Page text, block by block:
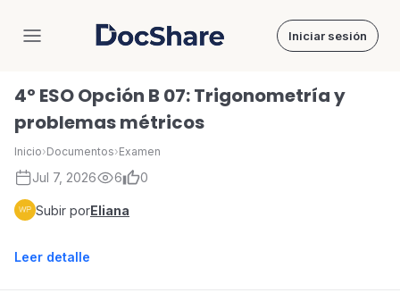
DocShare Iniciar sesión
4º ESO Opción B 07: Trigonometría y
problemas métricos
Inicio›Documentos›Examen
Jul 7, 2026 6 0
Subir porEliana
Leer detalle